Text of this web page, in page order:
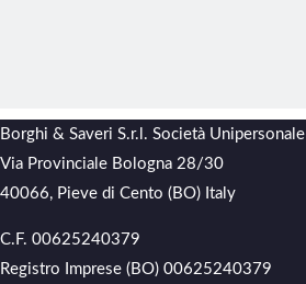
Borghi & Saveri S.r.l. Società Unipersonale
Via Provinciale Bologna 28/30
40066, Pieve di Cento (BO) Italy
C.F. 00625240379
Registro Imprese (BO) 00625240379